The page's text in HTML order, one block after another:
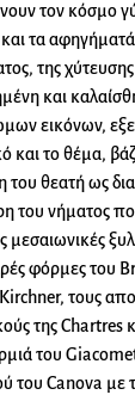
τον κόσμο
τα
της χύτευσης
και
εικόνων,
και το θέμα,
του θεατή ως
του νήματος
μεσαιωνικές
φόρμες του
Kirchner, τους
της Chartres
του
του Canova